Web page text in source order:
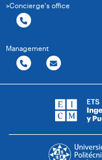
>Concierge's office
Management